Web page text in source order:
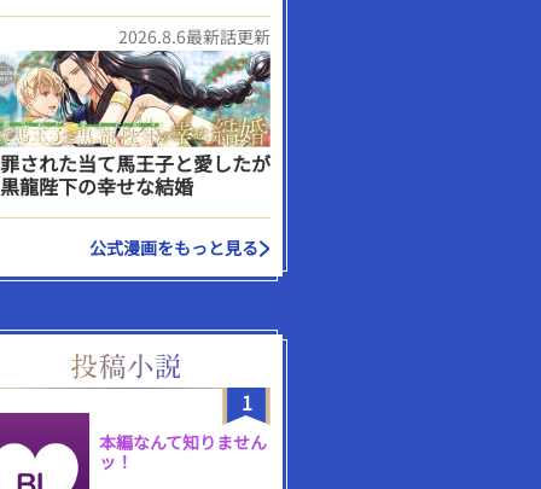
2026.8.6最新話更新
された当て馬王子と愛したが
龍陛下の幸せな結婚
公式漫画をもっと見る
1
本編なんて知りません
ッ！